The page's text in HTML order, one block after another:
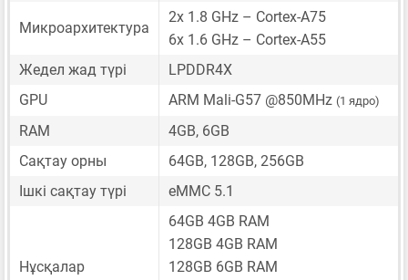
Микроархитектура
2x 1.8 GHz – Cortex-A75
6x 1.6 GHz – Cortex-A55
Жедел жад түрі
LPDDR4X
GPU
ARM Mali-G57 @850MHz (1 ядро)
RAM
4GB, 6GB
Сақтау орны
64GB, 128GB, 256GB
Ішкі сақтау түрі
eMMC 5.1
Нұсқалар
64GB 4GB RAM
128GB 4GB RAM
128GB 6GB RAM